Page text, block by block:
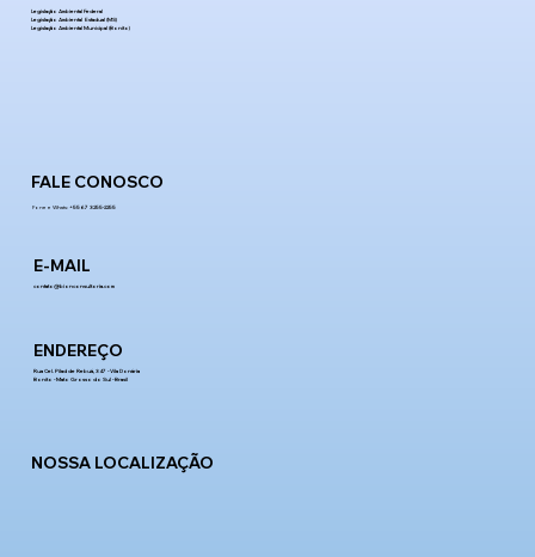
NOSSA LOCALIZAÇÃO
Legislação Ambiental Federal
Legislação Ambiental Estadual (MS)
Legislação Ambiental Municipal (Bonito)
contato@bionconsultoria.com
E-MAIL
Fone e Whats:+55 67 3255-2255
FALE CONOSCO
ENDEREÇO
Rua Cel. Pilad de Rebuá, 347 - Vila Donária
Bonito - Mato Grosso do Sul - Brasil